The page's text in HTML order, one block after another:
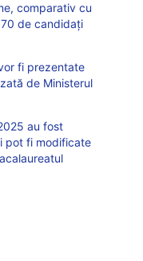
comparativ cu
de candidați
fi prezentate
de Ministerul
au fost
pot fi modificate